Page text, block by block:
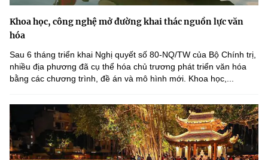
Khoa học, công nghệ mở đường khai thác nguồn lực văn
hóa
Sau 6 tháng triển khai Nghị quyết số 80-NQ/TW của Bộ Chính trị,
nhiều địa phương đã cụ thể hóa chủ trương phát triển văn hóa
bằng các chương trình, đề án và mô hình mới. Khoa học,...